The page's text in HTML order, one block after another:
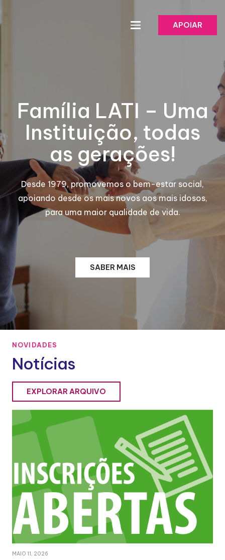
APOIAR
Família LATI – Uma
Instituição, todas
as gerações!
Desde 1979, promovemos o bem-estar social,
apoiando desde os mais novos aos mais idosos,
para uma maior qualidade de vida.
SABER MAIS
NOVIDADES
Notícias
EXPLORAR ARQUIVO
MAIO 11, 2026